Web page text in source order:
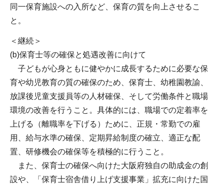
同一保育施設への入所など、保育の質を向上させるこ
と。
＜継続＞
(b)保育士等の確保と処遇改善に向けて
子どもが心身ともに健やかに成長するために必要な保
育や幼児教育の質の確保のため、保育士、幼稚園教諭、
放課後児童支援員等の人材確保、そして労働条件と職場
環境の改善を行うこと。具体的には、職場での定着率を
上げる（離職率を下げる）ために、正規・常勤での雇
用、給与水準の確保、定期昇給制度の確立、適正な配
置、研修機会の確保等を積極的に行うこと。
また、保育士の確保へ向けた大阪府独自の助成金の創
設や、「保育士宿舎借り上げ支援事業」拡充に向けた国